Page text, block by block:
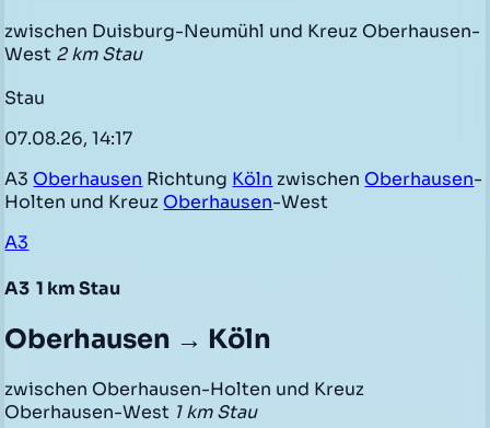
zwischen Duisburg-Neumühl und Kreuz Oberhausen-
West 2 km Stau
Stau
07.08.26, 14:17
A3 Oberhausen Richtung Köln zwischen Oberhausen-
Holten und Kreuz Oberhausen-West
A3
A3 1 km Stau
Oberhausen → Köln
zwischen Oberhausen-Holten und Kreuz
Oberhausen-West 1 km Stau